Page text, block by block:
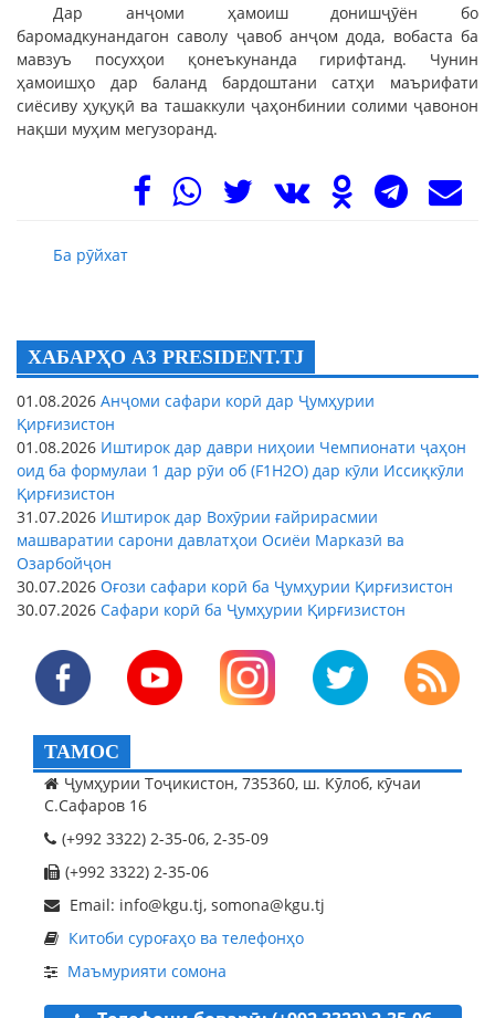
Дар анҷоми ҳамоиш донишҷӯён бо
баромадкунандагон саволу ҷавоб анҷом дода, вобаста ба
мавзуъ посухҳои қонеъкунанда гирифтанд. Чунин
ҳамоишҳо дар баланд бардоштани сатҳи маърифати
сиёсиву ҳуқуқӣ ва ташаккули ҷаҳонбинии солими ҷавонон
нақши муҳим мегузоранд.
Ба рӯйхат
ХАБАРҲО АЗ PRESIDENT.TJ
01.08.2026 Анҷоми сафари корӣ дар Ҷумҳурии
Қирғизистон
01.08.2026 Иштирок дар даври ниҳоии Чемпионати ҷаҳон
оид ба формулаи 1 дар рӯи об (F1H2O) дар кӯли Иссиқкӯли
Қирғизистон
31.07.2026 Иштирок дар Вохӯрии ғайрирасмии
машваратии сарони давлатҳои Осиёи Марказӣ ва
Озарбойҷон
30.07.2026 Оғози сафари корӣ ба Ҷумҳурии Қирғизистон
30.07.2026 Сафари корӣ ба Ҷумҳурии Қирғизистон
ТАМОС
Ҷумҳурии Тоҷикистон, 735360, ш. Кӯлоб, кӯчаи
С.Сафаров 16
(+992 3322) 2-35-06, 2-35-09
(+992 3322) 2-35-06
Email: info@kgu.tj, somona@kgu.tj
Китоби суроғаҳо ва телефонҳо
Маъмурияти сомона